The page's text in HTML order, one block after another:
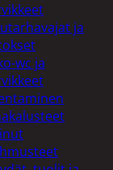
ja
wc ja